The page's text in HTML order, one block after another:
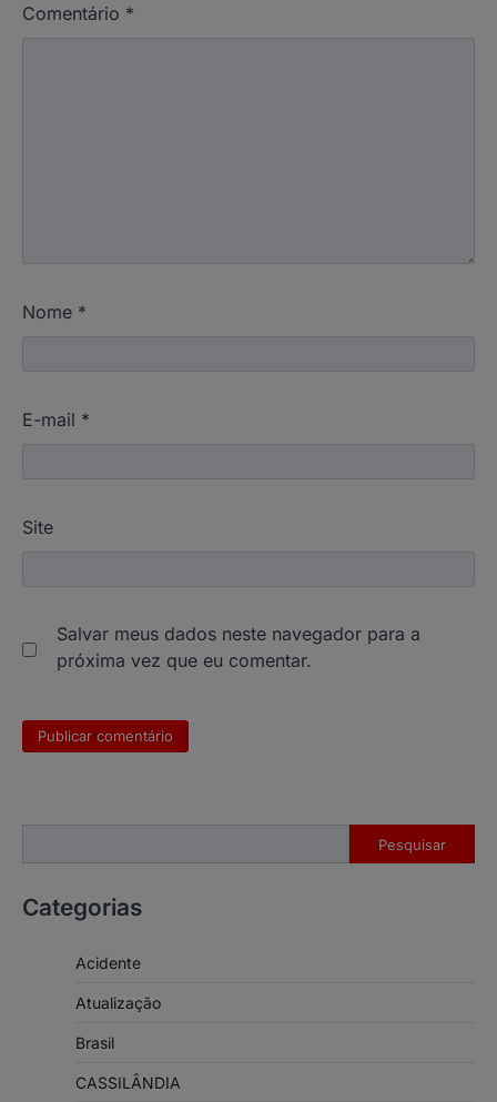
Comentário *
Nome *
E-mail *
Site
Salvar meus dados neste navegador para a
próxima vez que eu comentar.
Pesquisar
Categorias
Acidente
Atualização
Brasil
CASSILÂNDIA